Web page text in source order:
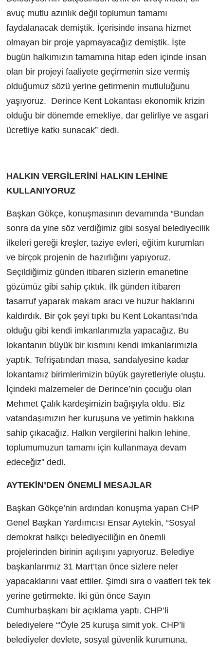
avuç mutlu azınlık değil toplumun tamamı
faydalanacak demiştik. İçerisinde insana hizmet
olmayan bir proje yapmayacağız demiştik. İşte
bugün halkımızın tamamına hitap eden içinde insan
olan bir projeyi faaliyete geçirmenin size vermiş
olduğumuz sözü yerine getirmenin mutluluğunu
yaşıyoruz. Derince Kent Lokantası ekonomik krizin
olduğu bir dönemde emekliye, dar gelirliye ve asgari
ücretliye katkı sunacak” dedi.
HALKIN VERGİLERİNİ HALKIN LEHİNE
KULLANIYORUZ
Başkan Gökçe, konuşmasının devamında “Bundan
sonra da yine söz verdiğimiz gibi sosyal belediyecilik
ilkeleri gereği kreşler, taziye evleri, eğitim kurumları
ve birçok projenin de hazırlığını yapıyoruz.
Seçildiğimiz günden itibaren sizlerin emanetine
gözümüz gibi sahip çıktık. İlk günden itibaren
tasarruf yaparak makam aracı ve huzur haklarını
kaldırdık. Bir çok şeyi tıpkı bu Kent Lokantası’nda
olduğu gibi kendi imkanlarımızla yapacağız. Bu
lokantanın büyük bir kısmını kendi imkanlarımızla
yaptık. Tefrişatından masa, sandalyesine kadar
lokantamız birimlerimizin büyük gayretleriyle oluştu.
İçindeki malzemeler de Derince’nin çocuğu olan
Mehmet Çalık kardeşimizin bağışıyla oldu. Biz
vatandaşımızın her kuruşuna ve yetimin hakkına
sahip çıkacağız. Halkın vergilerini halkın lehine,
toplumumuzun tamamı için kullanmaya devam
edeceğiz" dedi.
AYTEKİN’DEN ÖNEMLİ MESAJLAR
Başkan Gökçe’nin ardından konuşma yapan CHP
Genel Başkan Yardımcısı Ensar Aytekin, “Sosyal
demokrat halkçı belediyeciliğin en önemli
projelerinden birinin açılışını yapıyoruz. Belediye
başkanlarımız 31 Mart’tan önce sizlere neler
yapacaklarını vaat ettiler. Şimdi sıra o vaatleri tek tek
yerine getirmekte. İki gün önce Sayın
Cumhurbaşkanı bir açıklama yaptı. CHP’li
belediyelere “'Öyle 25 kuruşa simit yok. CHP’li
belediyeler devlete, sosyal güvenlik kurumuna,